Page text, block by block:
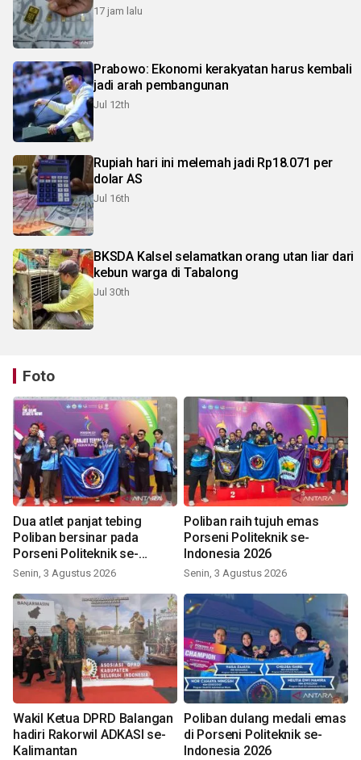
17 jam lalu
Prabowo: Ekonomi kerakyatan harus kembali
jadi arah pembangunan
Jul 12th
Rupiah hari ini melemah jadi Rp18.071 per
dolar AS
Jul 16th
BKSDA Kalsel selamatkan orang utan liar dari
kebun warga di Tabalong
Jul 30th
Foto
Dua atlet panjat tebing
Poliban bersinar pada
Porseni Politeknik se-
Indonesia 2026
Senin, 3 Agustus 2026
Poliban raih tujuh emas
Porseni Politeknik se-
Indonesia 2026
Senin, 3 Agustus 2026
Wakil Ketua DPRD Balangan
hadiri Rakorwil ADKASI se-
Kalimantan
Poliban dulang medali emas
di Porseni Politeknik se-
Indonesia 2026